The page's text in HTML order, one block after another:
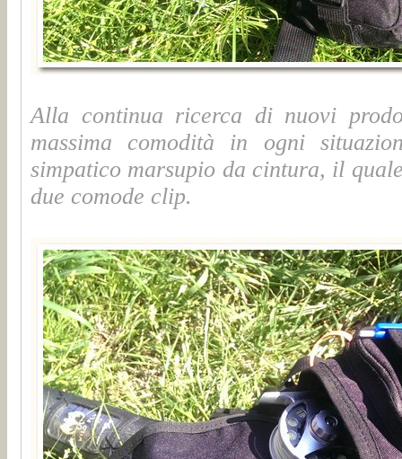
Alla continua ricerca di nuovi
massima comodità in ogni
simpatico marsupio da cintura, il
due comode clip.